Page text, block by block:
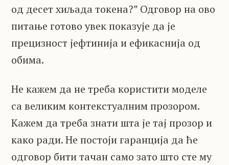
од десет хиљада токена?” Одговор на ово
питање готово увек показује да је
прецизност јефтинија и ефикаснија од
обима.
Не кажем да не треба користити моделе
са великим контекстуалним прозором.
Кажем да треба знати шта је тај прозор и
како ради. Не постоји гаранција да ће
одговор бити тачан само зато што сте му